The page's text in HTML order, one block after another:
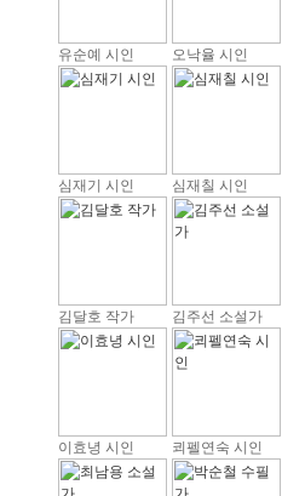
유순예 시인 오낙율 시인
심재기 시인 심재칠 시인
김달호 작가 김주선 소설가
이효녕 시인 쾨펠연숙 시인